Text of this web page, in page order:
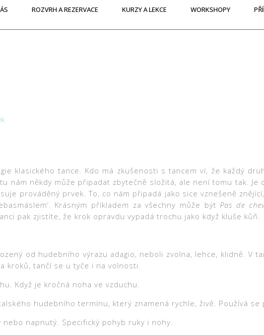
ROZVRH A REZERVACE KURZY A LEKCE WORKSHOPY
klasického tance. Kdo má zkušenosti s tancem ví, že každý
nám někdy může připadat zbytečně složitá, ale není tomu tak. Je
prováděný prvek.To, co nám připadá jako sice vznešeně
Krásným příkladem za všechny může být Pas de
pak zjistíte, že krok opravdu vypadá trochu jako když kluše kůň.
od hudebního výrazu adagio, neboli zvolna, lehce, klidně. V
kroků, tančí se u tyče i na volnosti.
Když je kročná noha ve vzduchu.
hudebního termínu, který znamená rychle, živě. Používá se
nebo napnutý. Specifický pohyb ruky i nohy.